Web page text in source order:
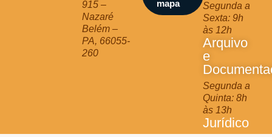
915 –
Nazaré
Belém –
PA, 66055-
260
mapa
Segunda a
Sexta: 9h
às 12h
Arquivo
e
Segunda a
Quinta: 8h
às 13h
Jurídico